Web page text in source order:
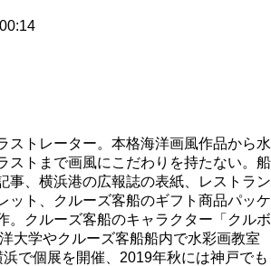
ストレーター。本格海洋画風作品から水
ストまで画風にこだわりを持たない。船
事、横浜港の広報誌の表紙、レストラン
ット、クルーズ客船のギフト商品パッケ
。クルーズ客船のキャラクター「クルボ
大学やクルーズ客船船内で水彩画教室
で個展を開催、2019年秋には神戸でも